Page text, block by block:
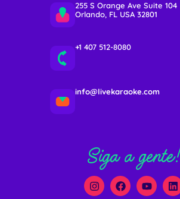
255 S Orange Ave Suite 104
Orlando, FL USA 32801
+1 407 512-8080
info@livekaraoke.com
Siga a gente!